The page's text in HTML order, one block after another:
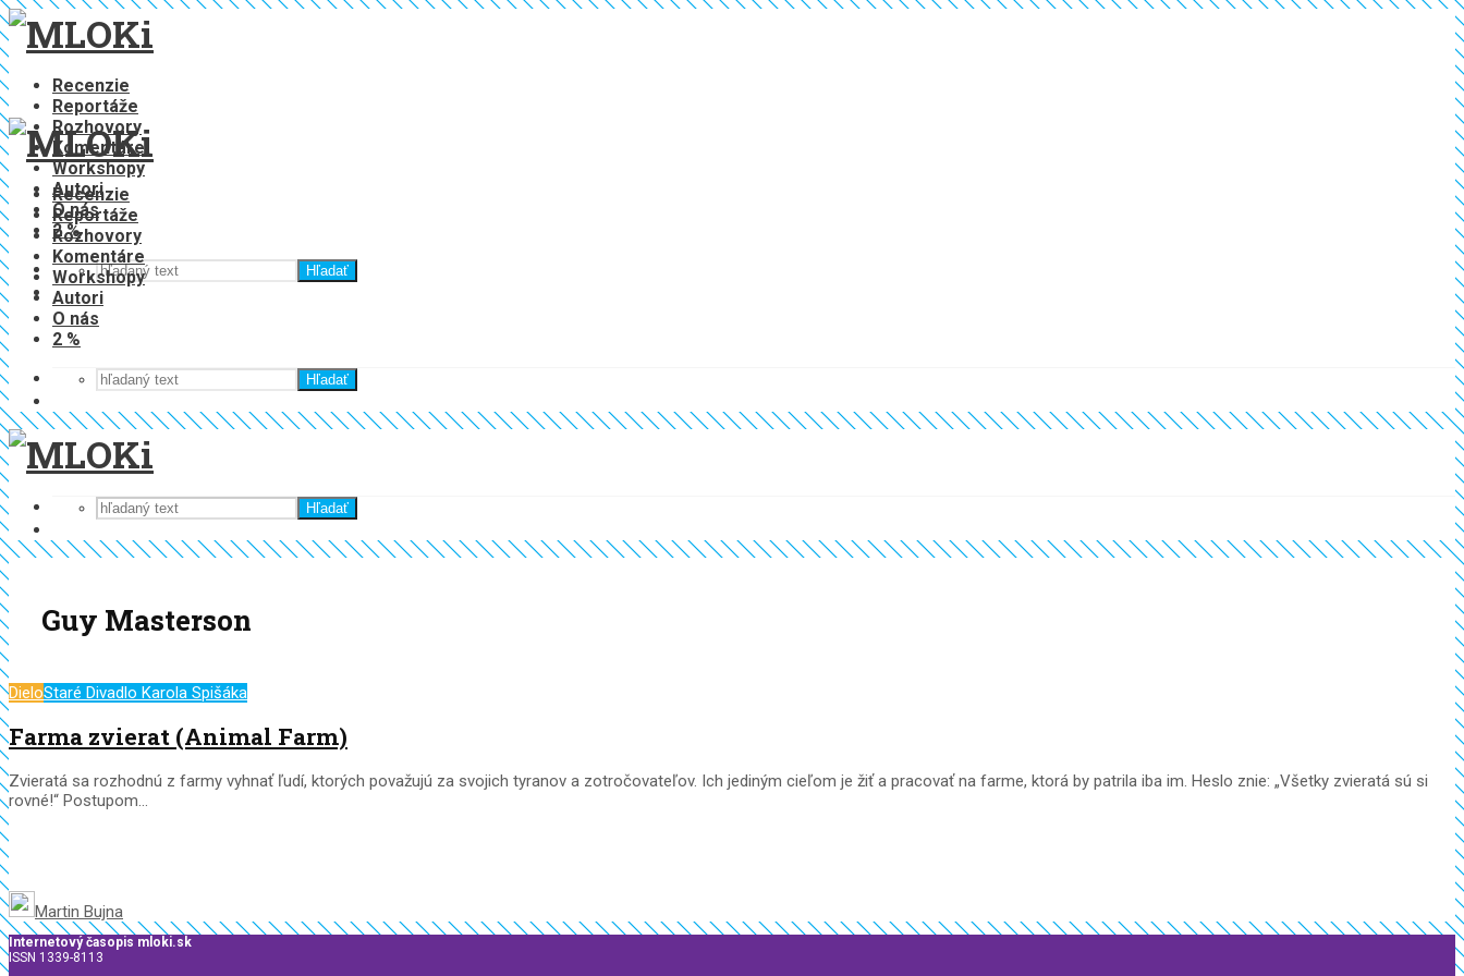
Recenzie
Reportáže
Rozhovory
Komentáre
Workshopy
Autori
O nás
2 %
Hľadať
Recenzie
Reportáže
Rozhovory
Komentáre
Workshopy
Autori
O nás
2 %
Hľadať
Hľadať
Guy Masterson
DieloStaré Divadlo Karola Spišáka
Farma zvierat (Animal Farm)
Zvieratá sa rozhodnú z farmy vyhnať ľudí, ktorých považujú za svojich tyranov a zotročovateľov. Ich jediným cieľom je žiť a pracovať na farme, ktorá by patrila iba im. Heslo znie: „Všetky zvieratá sú si
rovné!“ Postupom...
Martin Bujna
Internetový časopis mloki.sk
ISSN 1339-8113